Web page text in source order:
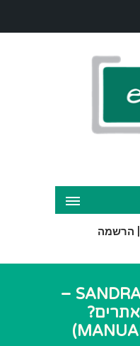
הרשמה
SANDRA KALANDAROV –